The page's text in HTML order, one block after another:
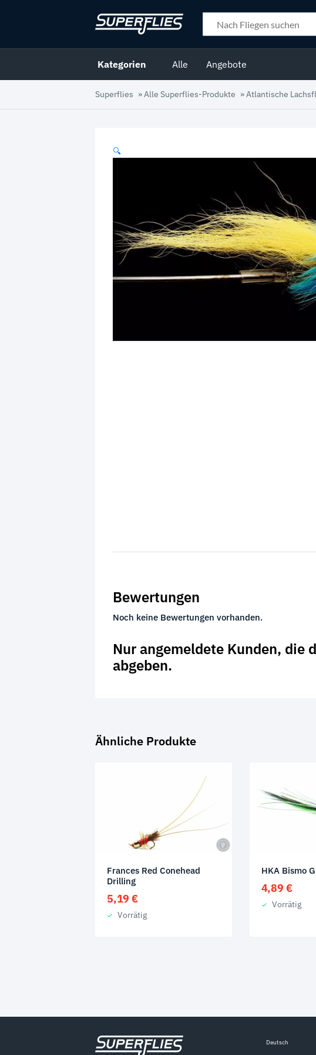
Kategorien Alle Angebote
Superflies »Alle Superflies-Produkte »Atlantische
🔍
Bewertungen
Noch keine Bewertungen vorhanden.
Nur angemeldete Kunden, die
abgeben.
Ähnliche Produkte
Frances Red Conehead
Drilling
5,19 €
Vorrätig
HKA Bismo
4,89 €
Vorrätig
Deutsch